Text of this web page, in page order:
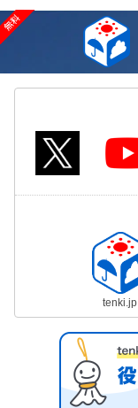
tenki.jp